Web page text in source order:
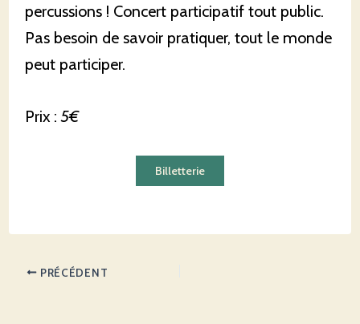
percussions ! Concert participatif tout public.
Pas besoin de savoir pratiquer, tout le monde
peut participer.
Prix :5€
Billetterie
PRÉCÉDENT